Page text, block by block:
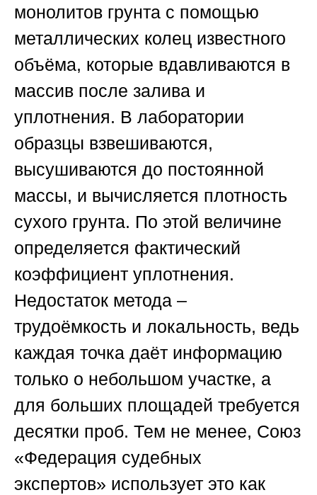
монолитов грунта с помощью
металлических колец известного
объёма, которые вдавливаются в
массив после залива и
уплотнения. В лаборатории
образцы взвешиваются,
высушиваются до постоянной
массы, и вычисляется плотность
сухого грунта. По этой величине
определяется фактический
коэффициент уплотнения.
Недостаток метода –
трудоёмкость и локальность, ведь
каждая точка даёт информацию
только о небольшом участке, а
для больших площадей требуется
десятки проб. Тем не менее, Союз
«Федерация судебных
экспертов» использует это как